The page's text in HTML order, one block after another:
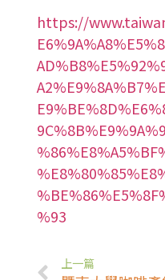
https://
%93
上一篇